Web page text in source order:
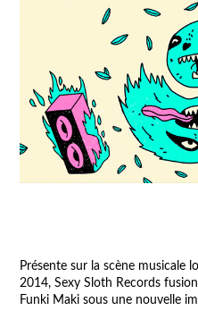
Présente sur la scène musicale
2014, Sexy Sloth Records
Funki Maki sous une nouvelle